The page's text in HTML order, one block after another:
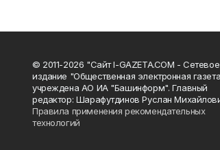
© 2011-2026 "Сайт I-GAZETA.COM - Сетевое
издание "Общественная электронная
учреждена АО ИА "Башинформ". Главный
редактор: Шарафутдинов Руслан
Правила применения рекомендательных
технологий